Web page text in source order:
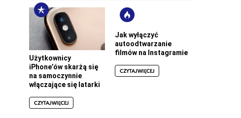
Użytkownicy
iPhone’ów skarżą się
na samoczynnie
włączające się latarki
CZYTAJ WIĘCEJ
Jak wyłączyć
autoodtwarzanie
filmów na Instagramie
CZYTAJ WIĘCEJ